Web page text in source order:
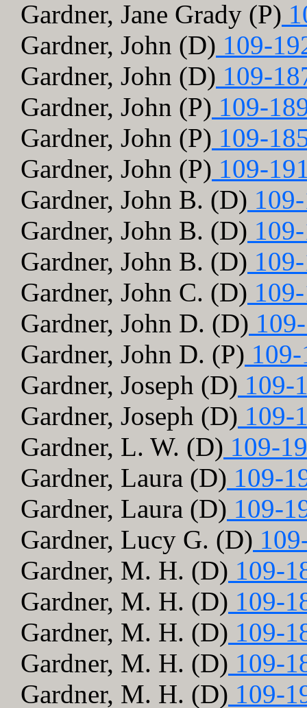
Gardner, Jane Grady (P)
Gardner, John (D) 109-
Gardner, John (D) 109-
Gardner, John (P) 109-
Gardner, John (P) 109-
Gardner, John (P) 109-
Gardner, John B. (D)
Gardner, John B. (D)
Gardner, John B. (D)
Gardner, John C. (D)
Gardner, John D. (D)
Gardner, John D. (P)
Gardner, Joseph (D) 109-
Gardner, Joseph (D) 109-
Gardner, L. W. (D) 109-
Gardner, Laura (D) 109-
Gardner, Laura (D) 109-
Gardner, Lucy G. (D)
Gardner, M. H. (D) 109-
Gardner, M. H. (D) 109-
Gardner, M. H. (D) 109-
Gardner, M. H. (D) 109-
Gardner, M. H. (D) 109-